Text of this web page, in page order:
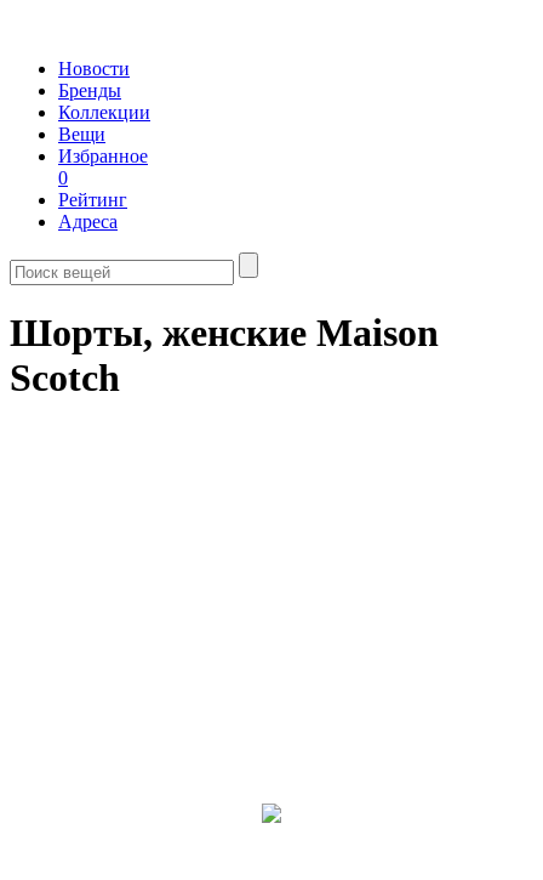
Новости
Бренды
Коллекции
Вещи
Избранное
0
Рейтинг
Адреса
Шорты, женские Maison
Scotch